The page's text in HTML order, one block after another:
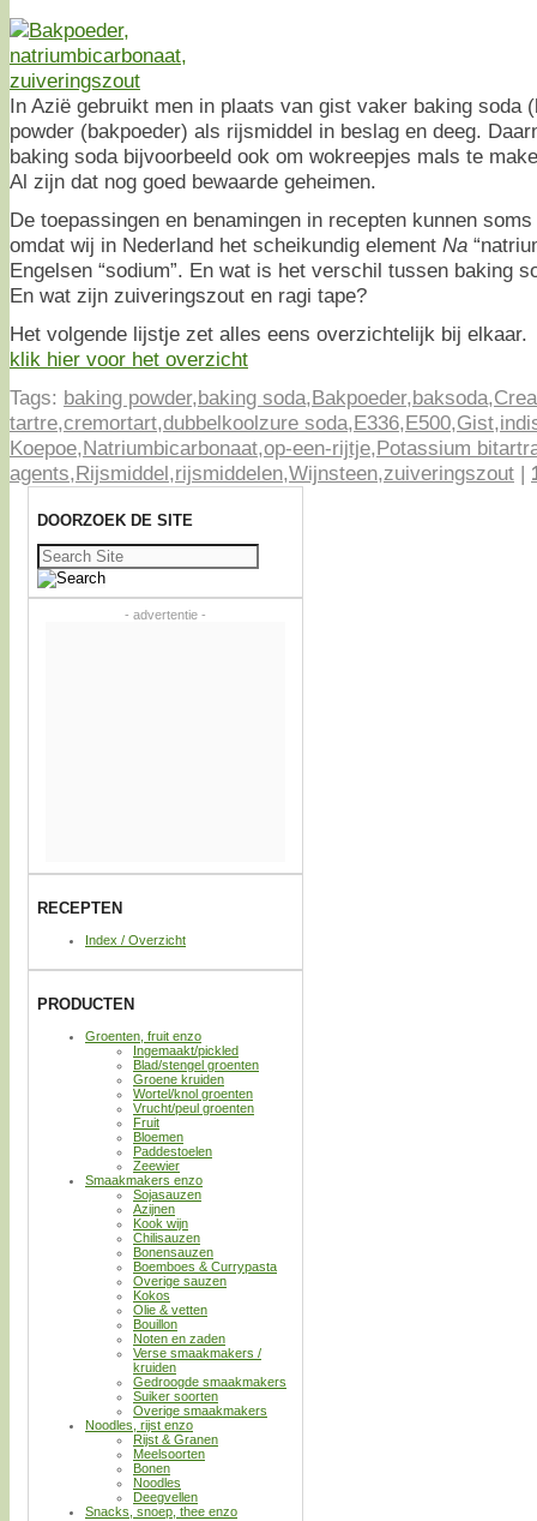
In Azië gebruikt men in plaats van gist vaker baking soda
powder (bakpoeder) als rijsmiddel in beslag en deeg.
baking soda bijvoorbeeld ook om wokreepjes mals te
Al zijn dat nog goed bewaarde geheimen.
De toepassingen en benamingen in recepten kunnen
omdat wij in Nederland het scheikundig element Na
Engelsen “sodium”. En wat is het verschil tussen baking
En wat zijn zuiveringszout en ragi tape?
Het volgende lijstje zet alles eens overzichtelijk bij elkaar.
klik hier voor het overzicht
Tags: baking powder,baking soda,Bakpoeder,baksoda,
tartre,cremortart,dubbelkoolzure soda,E336,E500,Gist,
Koepoe,Natriumbicarbonaat,op-een-rijtje,Potassium
agents,Rijsmiddel,rijsmiddelen,Wijnsteen,zuiveringszout |
DOORZOEK DE SITE
Zoeken
naar:
- advertentie -
RECEPTEN
Index / Overzicht
PRODUCTEN
Groenten, fruit enzo
Ingemaakt/pickled
Blad/stengel groenten
Groene kruiden
Wortel/knol groenten
Vrucht/peul groenten
Fruit
Bloemen
Paddestoelen
Zeewier
Smaakmakers enzo
Sojasauzen
Azijnen
Kook wijn
Chilisauzen
Bonensauzen
Boemboes & Currypasta
Overige sauzen
Kokos
Olie & vetten
Bouillon
Noten en zaden
Verse smaakmakers /
kruiden
Gedroogde smaakmakers
Suiker soorten
Overige smaakmakers
Noodles, rijst enzo
Rijst & Granen
Meelsoorten
Bonen
Noodles
Deegvellen
Snacks, snoep, thee enzo